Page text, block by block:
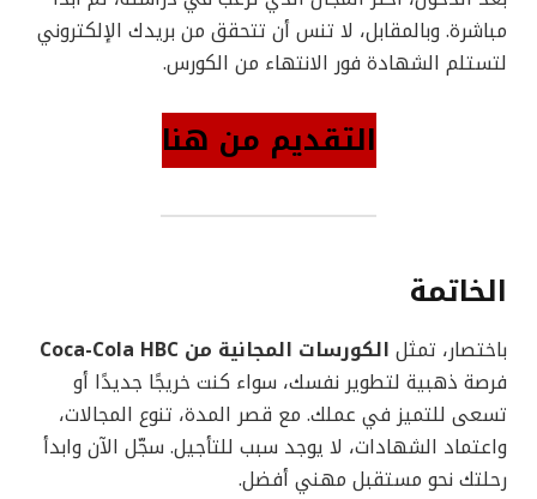
مباشرة. وبالمقابل، لا تنس أن تتحقق من بريدك الإلكتروني
لتستلم الشهادة فور الانتهاء من الكورس.
التقديم من هنا
الخاتمة
باختصار، تمثل الكورسات المجانية من Coca-Cola HBC
فرصة ذهبية لتطوير نفسك، سواء كنت خريجًا جديدًا أو
تسعى للتميز في عملك. مع قصر المدة، تنوع المجالات،
واعتماد الشهادات، لا يوجد سبب للتأجيل. سجّل الآن وابدأ
رحلتك نحو مستقبل مهني أفضل.